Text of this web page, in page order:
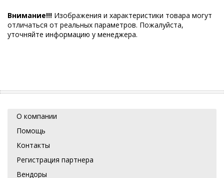
Внимание!!! Изображения и характеристики товара могут
отличаться от реальных параметров. Пожалуйста,
уточняйте информацию у менеджера.
О компании
Помощь
Контакты
Регистрация партнера
Вендоры